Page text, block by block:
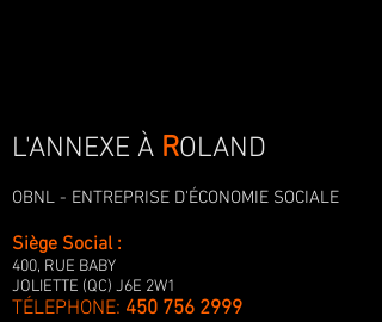
L'ANNEXE À ROLAND
OBNL - ENTREPRISE D'ÉCONOMIE SOCIALE
Siège Social :
400, RUE BABY
JOLIETTE (QC) J6E 2W1
TÉLEPHONE: 450 756 2999